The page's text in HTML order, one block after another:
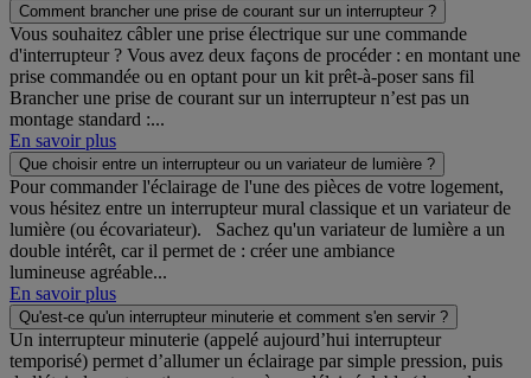
Comment brancher une prise de courant sur un interrupteur ?
Vous souhaitez câbler une prise électrique sur une commande
d'interrupteur ? Vous avez deux façons de procéder : en montant une
prise commandée ou en optant pour un kit prêt-à-poser sans fil
Brancher une prise de courant sur un interrupteur n’est pas un
montage standard :...
En savoir plus
Que choisir entre un interrupteur ou un variateur de lumière ?
Pour commander l'éclairage de l'une des pièces de votre logement,
vous hésitez entre un interrupteur mural classique et un variateur de
lumière (ou écovariateur). Sachez qu'un variateur de lumière a un
double intérêt, car il permet de : créer une ambiance
lumineuse agréable...
En savoir plus
Qu'est-ce qu'un interrupteur minuterie et comment s'en servir ?
Un interrupteur minuterie (appelé aujourd’hui interrupteur
temporisé) permet d’allumer un éclairage par simple pression, puis